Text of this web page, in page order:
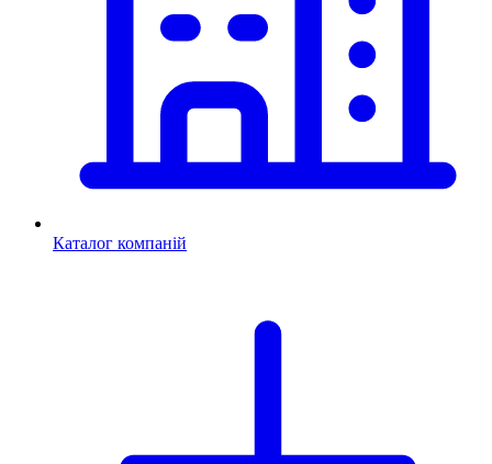
Каталог компаній